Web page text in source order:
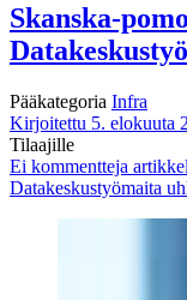
Skanska-
Pääkategoria Infra
Kirjoitettu 5. elokuuta
Tilaajille
Ei kommentteja
Datakeskustyömaita